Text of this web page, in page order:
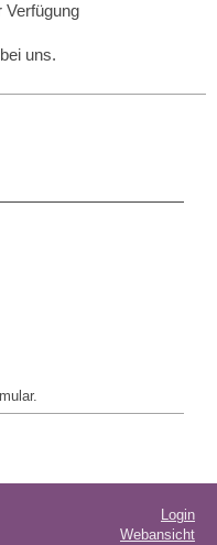
Verfügung
uns.
Login
Webansicht